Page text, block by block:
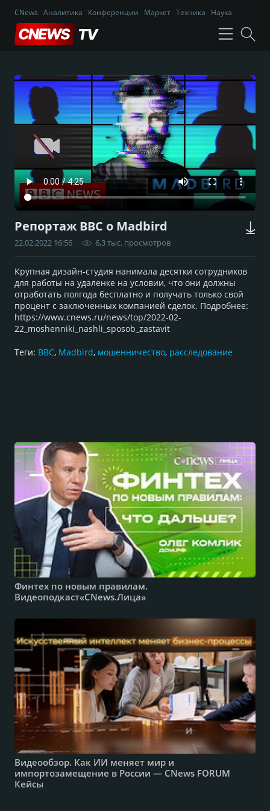
CNews Аналитика Конференции Маркет Техника Наука
Репортаж BBC о Madbird
22.02.2022 16:56 6,3 тыс. просмотров
Крупная дизайн-студия нанимала десятки сотрудников
для работы на удаленке на условии, что они должны
отработать полгода бесплатно и получать только свой
процент с заключенных компанией сделок. Подробнее:
https://www.cnews.ru/news/top/2022-02-
22_moshenniki_nashli_sposob_zastavit
Теги: BBC, Madbird, мошенничество, расследование
Финтех по новым правилам.
Видеоподкаст«CNews.Лица»
Видеообзор. Как ИИ меняет мир и
импортозамещение в России — CNews FORUM
Кейсы